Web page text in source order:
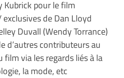
Kubrick pour le film
de Dan Lloyd
Duvall (Wendy Torrance)
d’autres contributeurs au
film via les regards liés à la
la mode, etc